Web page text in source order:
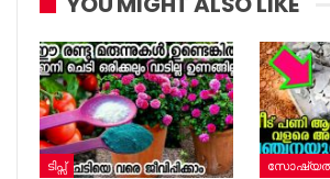
ടിപ്സ് സോഷ്യൽ